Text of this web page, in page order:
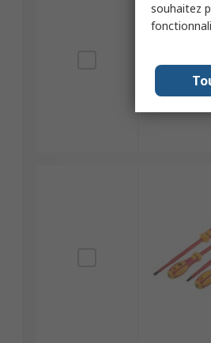
souhaitez